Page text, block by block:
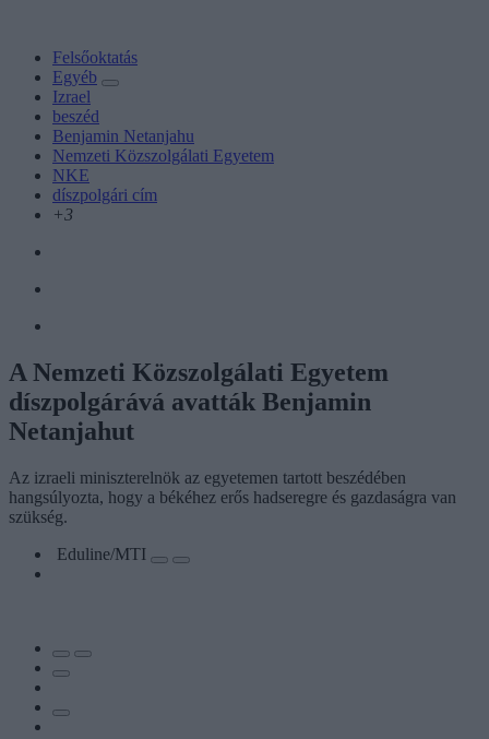
Felsőoktatás
Egyéb
Izrael
beszéd
Benjamin Netanjahu
Nemzeti Közszolgálati Egyetem
NKE
díszpolgári cím
+3
A Nemzeti Közszolgálati Egyetem
díszpolgárává avatták Benjamin
Netanjahut
Az izraeli miniszterelnök az egyetemen tartott beszédében
hangsúlyozta, hogy a békéhez erős hadseregre és gazdaságra van
szükség.
Eduline/MTI